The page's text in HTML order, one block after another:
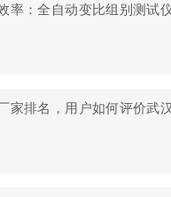
率：全自动变比组别测试
家排名，用户如何评价武